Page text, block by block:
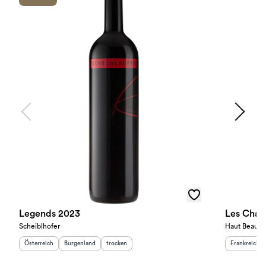
Legends 2023
Scheiblhofer
Herkunftsland
Österreich Herkunftsregion:
Burgenland Geschmack
trocken
Les
Haut
Frankreich